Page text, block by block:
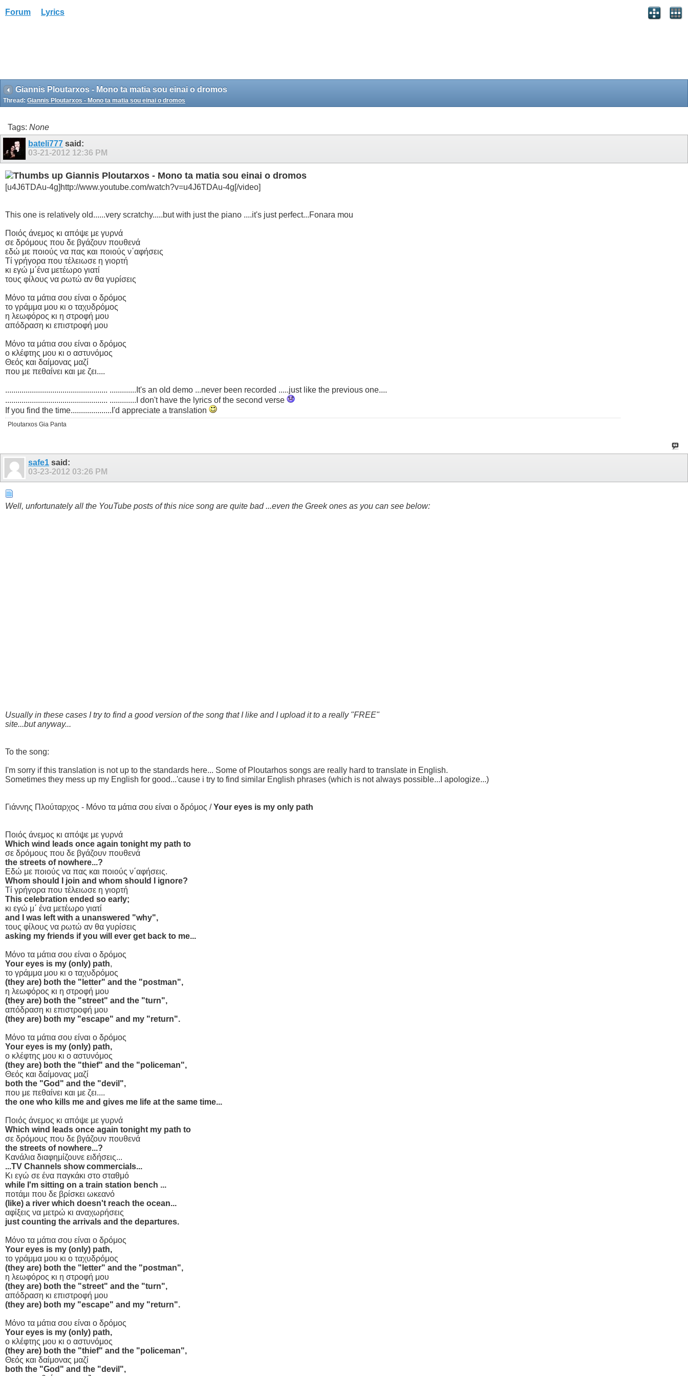
Forum Lyrics
Giannis Ploutarxos - Mono ta matia sou einai o dromos
Thread: Giannis Ploutarxos - Mono ta matia sou einai o dromos
Tags: None
bateli777 said:
03-21-2012 12:36 PM
Giannis Ploutarxos - Mono ta matia sou einai o dromos
[u4J6TDAu-4g]http://www.youtube.com/watch?v=u4J6TDAu-4g[/video]
This one is relatively old......very scratchy.....but with just the piano ....it's just perfect...Fonara mou
Ποιός άνεμος κι απόψε με γυρνά
σε δρόμους που δε βγάζουν πουθενά
εδώ με ποιούς να πας και ποιούς ν΄αφήσεις
Τί γρήγορα που τέλειωσε η γιορτή
κι εγώ μ΄ένα μετέωρο γιατί
τους φίλους να ρωτώ αν θα γυρίσεις
Μόνο τα μάτια σου είναι ο δρόμος
το γράμμα μου κι ο ταχυδρόμος
η λεωφόρος κι η στροφή μου
απόδραση κι επιστροφή μου
Μόνο τα μάτια σου είναι ο δρόμος
ο κλέφτης μου κι ο αστυνόμος
Θεός και δαίμονας μαζί
που με πεθαίνει και με ζει....
.................................................. .............It's an old demo ...never been recorded .....just like the previous one....
.................................................. .............I don't have the lyrics of the second verse
If you find the time....................I'd appreciate a translation
Ploutarxos Gia Panta
safe1 said:
03-23-2012 03:26 PM
Well, unfortunately all the YouTube posts of this nice song are quite bad ...even the Greek ones as you can see below:
Usually in these cases I try to find a good version of the song that I like and I upload it to a really "FREE"
site...but anyway...
To the song:
I'm sorry if this translation is not up to the standards here... Some of Ploutarhos songs are really hard to translate in English.
Sometimes they mess up my English for good...'cause i try to find similar English phrases (which is not always possible...I apologize...)
Γιάννης Πλούταρχος - Μόνο τα μάτια σου είναι ο δρόμος /Your eyes is my only path
Ποιός άνεμος κι απόψε με γυρνά
Which wind leads once again tonight my path to
σε δρόμους που δε βγάζουν πουθενά
the streets of nowhere...?
Εδώ με ποιούς να πας και ποιούς ν΄αφήσεις.
Whom should I join and whom should I ignore?
Τί γρήγορα που τέλειωσε η γιορτή
This celebration ended so early;
κι εγώ μ΄ ένα μετέωρο γιατί
and I was left with a unanswered "why",
τους φίλους να ρωτώ αν θα γυρίσεις
asking my friends if you will ever get back to me...
Μόνο τα μάτια σου είναι ο δρόμος
Your eyes is my (only) path,
το γράμμα μου κι ο ταχυδρόμος
(they are) both the "letter" and the "postman",
η λεωφόρος κι η στροφή μου
(they are) both the "street" and the "turn",
απόδραση κι επιστροφή μου
(they are) both my "escape" and my "return".
Μόνο τα μάτια σου είναι ο δρόμος
Your eyes is my (only) path,
ο κλέφτης μου κι ο αστυνόμος
(they are) both the "thief" and the "policeman",
Θεός και δαίμονας μαζί
both the "God" and the "devil",
που με πεθαίνει και με ζει....
the one who kills me and gives me life at the same time...
Ποιός άνεμος κι απόψε με γυρνά
Which wind leads once again tonight my path to
σε δρόμους που δε βγάζουν πουθενά
the streets of nowhere...?
Κανάλια διαφημίζουνε ειδήσεις...
...TV Channels show commercials...
Κι εγώ σε ένα παγκάκι στο σταθμό
while I'm sitting on a train station bench ...
ποτάμι που δε βρίσκει ωκεανό
(like) a river which doesn't reach the ocean...
αφίξεις να μετρώ κι αναχωρήσεις
just counting the arrivals and the departures.
Μόνο τα μάτια σου είναι ο δρόμος
Your eyes is my (only) path,
το γράμμα μου κι ο ταχυδρόμος
(they are) both the "letter" and the "postman",
η λεωφόρος κι η στροφή μου
(they are) both the "street" and the "turn",
απόδραση κι επιστροφή μου
(they are) both my "escape" and my "return".
Μόνο τα μάτια σου είναι ο δρόμος
Your eyes is my (only) path,
ο κλέφτης μου κι ο αστυνόμος
(they are) both the "thief" and the "policeman",
Θεός και δαίμονας μαζί
both the "God" and the "devil",